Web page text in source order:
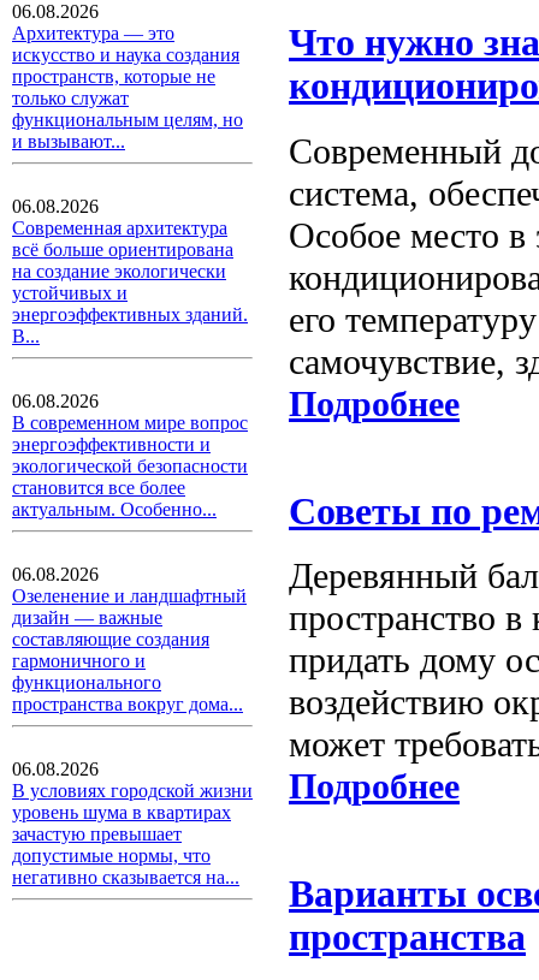
06.08.2026
Архитектура — это
искусство и наука создания
пространств, которые не
только служат
функциональным целям, но
и вызывают...
06.08.2026
Современная архитектура
всё больше ориентирована
на создание экологически
устойчивых и
энергоэффективных зданий.
В...
06.08.2026
В современном мире вопрос
энергоэффективности и
экологической безопасности
становится все более
актуальным. Особенно...
06.08.2026
Озеленение и ландшафтный
дизайн — важные
составляющие создания
гармоничного и
функционального
пространства вокруг дома...
06.08.2026
В условиях городской жизни
уровень шума в квартирах
зачастую превышает
допустимые нормы, что
негативно сказывается на...
Что нужно
Современный
система,
Особое место в
его
самочувствие,
Подробнее
Советы по
Деревянный
пространство
придать дому
воздействию
может
Подробнее
Варианты
пространства